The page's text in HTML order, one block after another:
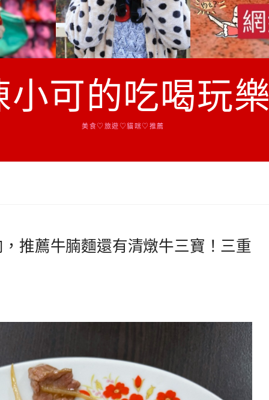
小可的吃喝玩樂
美食♡旅遊♡貓咪♡推薦
推薦牛腩麵還有清燉牛三寶！三重